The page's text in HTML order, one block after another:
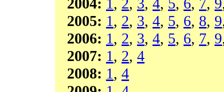
2004: 1, 2, 3, 4, 5, 6, 7, 9
2005: 1, 2, 3, 4, 5, 6, 8, 9
2006: 1, 2, 3, 4, 5, 6, 7, 9
2007: 1, 2, 4
2008: 1, 4